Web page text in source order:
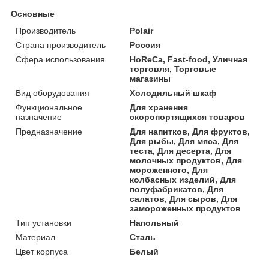
Основные
Производитель
Polair
Страна производитель
Россия
Сфера использования
HoReCa, Fast-food, Уличная
торговля, Торговые
магазины
Вид оборудования
Холодильный шкаф
Функциональное
назначение
Для хранения
скоропортящихся товаров
Предназначение
Для напитков, Для фруктов,
Для рыбы, Для мяса, Для
теста, Для десерта, Для
молочных продуктов, Для
мороженного, Для
колбасных изделий, Для
полуфабрикатов, Для
салатов, Для сыров, Для
замороженных продуктов
Тип установки
Напольный
Материал
Сталь
Цвет корпуса
Белый